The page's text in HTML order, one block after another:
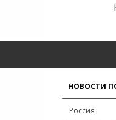
НОВОСТИ
Россия